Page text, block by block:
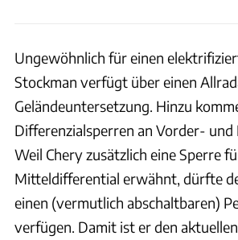
Ungewöhnlich für einen
Stockman verfügt über einen
Geländeuntersetzung. Hinzu
Differenzialsperren an Vorder- und
Weil Chery zusätzlich eine Sperre
Mitteldifferential erwähnt, dürfte
einen (vermutlich abschaltbaren)
verfügen. Damit ist er den